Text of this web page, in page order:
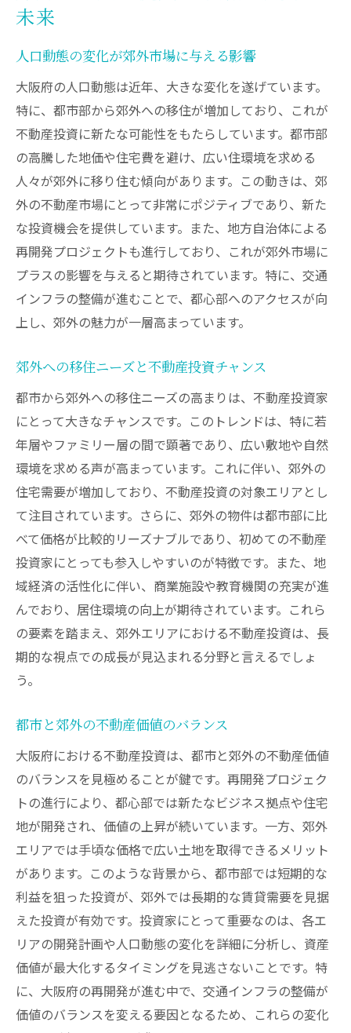
未来
人口動態の変化が郊外市場に与える影響
大阪府の人口動態は近年、大きな変化を遂げています。
特に、都市部から郊外への移住が増加しており、これが
不動産投資に新たな可能性をもたらしています。都市部
の高騰した地価や住宅費を避け、広い住環境を求める
人々が郊外に移り住む傾向があります。この動きは、郊
外の不動産市場にとって非常にポジティブであり、新た
な投資機会を提供しています。また、地方自治体による
再開発プロジェクトも進行しており、これが郊外市場に
プラスの影響を与えると期待されています。特に、交通
インフラの整備が進むことで、都心部へのアクセスが向
上し、郊外の魅力が一層高まっています。
郊外への移住ニーズと不動産投資チャンス
都市から郊外への移住ニーズの高まりは、不動産投資家
にとって大きなチャンスです。このトレンドは、特に若
年層やファミリー層の間で顕著であり、広い敷地や自然
環境を求める声が高まっています。これに伴い、郊外の
住宅需要が増加しており、不動産投資の対象エリアとし
て注目されています。さらに、郊外の物件は都市部に比
べて価格が比較的リーズナブルであり、初めての不動産
投資家にとっても参入しやすいのが特徴です。また、地
域経済の活性化に伴い、商業施設や教育機関の充実が進
んでおり、居住環境の向上が期待されています。これら
の要素を踏まえ、郊外エリアにおける不動産投資は、長
期的な視点での成長が見込まれる分野と言えるでしょ
う。
都市と郊外の不動産価値のバランス
大阪府における不動産投資は、都市と郊外の不動産価値
のバランスを見極めることが鍵です。再開発プロジェク
トの進行により、都心部では新たなビジネス拠点や住宅
地が開発され、価値の上昇が続いています。一方、郊外
エリアでは手頃な価格で広い土地を取得できるメリット
があります。このような背景から、都市部では短期的な
利益を狙った投資が、郊外では長期的な賃貸需要を見据
えた投資が有効です。投資家にとって重要なのは、各エ
リアの開発計画や人口動態の変化を詳細に分析し、資産
価値が最大化するタイミングを見逃さないことです。特
に、大阪府の再開発が進む中で、交通インフラの整備が
価値のバランスを変える要因となるため、これらの変化